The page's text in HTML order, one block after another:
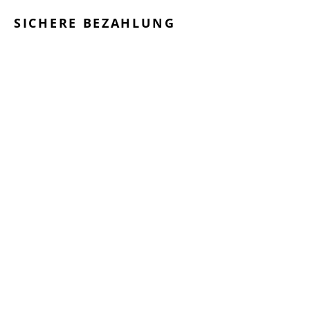
SICHERE BEZAHLUNG